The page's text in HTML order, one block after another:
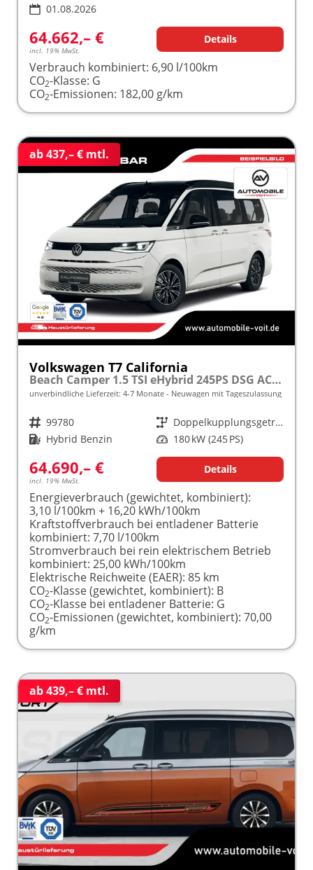
01.08.2026
64.662,– €
incl. 19% MwSt.
Details
Verbrauch kombiniert: 6,90 l/100km
CO2-Klasse: G
CO2-Emissionen: 182,00 g/km
ab 437,– € mtl.
Volkswagen T7 California
Beach Camper 1.5 TSI eHybrid 245PS DSG ACC/LED/KAMERA frei konfigurierbar!
unverbindliche Lieferzeit: 4-7 Monate Neuwagen mit Tageszulassung
Fahrzeugnr. 99780 Getriebe
Doppelkupplungsgetriebe (DSG)
Kraftstoff Hybrid Benzin Leistung 180 kW (245 PS)
64.690,– €
incl. 19% MwSt.
Details
Energieverbrauch (gewichtet, kombiniert):
3,10 l/100km + 16,20 kWh/100km
Kraftstoffverbrauch bei entladener Batterie
kombiniert: 7,70 l/100km
Stromverbrauch bei rein elektrischem Betrieb
kombiniert: 25,00 kWh/100km
Elektrische Reichweite (EAER): 85 km
CO2-Klasse (gewichtet, kombiniert): B
CO2-Klasse bei entladener Batterie: G
CO2-Emissionen (gewichtet, kombiniert): 70,00
g/km
ab 439,– € mtl.